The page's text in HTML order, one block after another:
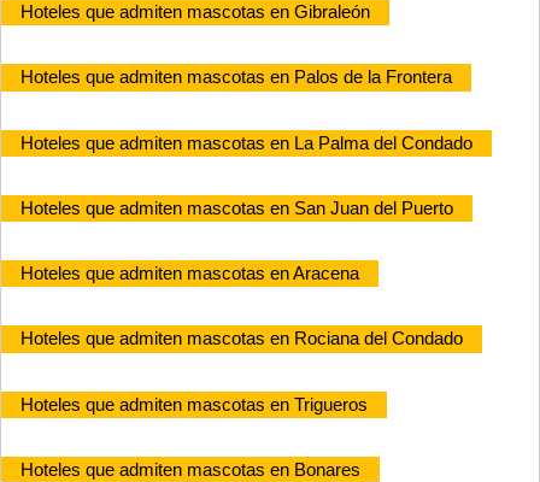
Hoteles que admiten mascotas en Gibraleón
Hoteles que admiten mascotas en Palos de la Frontera
Hoteles que admiten mascotas en La Palma del Condado
Hoteles que admiten mascotas en San Juan del Puerto
Hoteles que admiten mascotas en Aracena
Hoteles que admiten mascotas en Rociana del Condado
Hoteles que admiten mascotas en Trigueros
Hoteles que admiten mascotas en Bonares